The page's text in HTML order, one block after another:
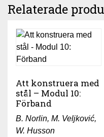
Relaterade
Att konstruera med
stål – Modul 10:
Förband
B. Norlin, M. Veljković,
W. Husson